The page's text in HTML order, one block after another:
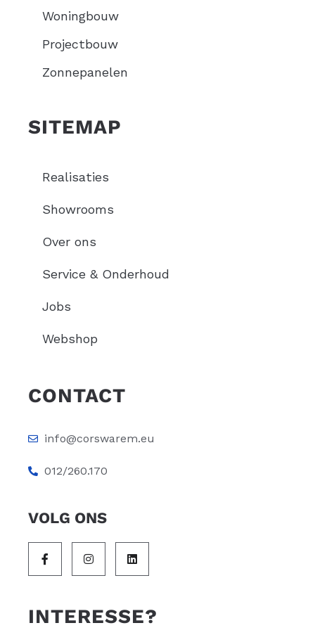
Woningbouw
Projectbouw
Zonnepanelen
SITEMAP
Realisaties
Showrooms
Over ons
Service & Onderhoud
Jobs
Webshop
CONTACT
info@corswarem.eu
012/260.170
VOLG ONS
INTERESSE?